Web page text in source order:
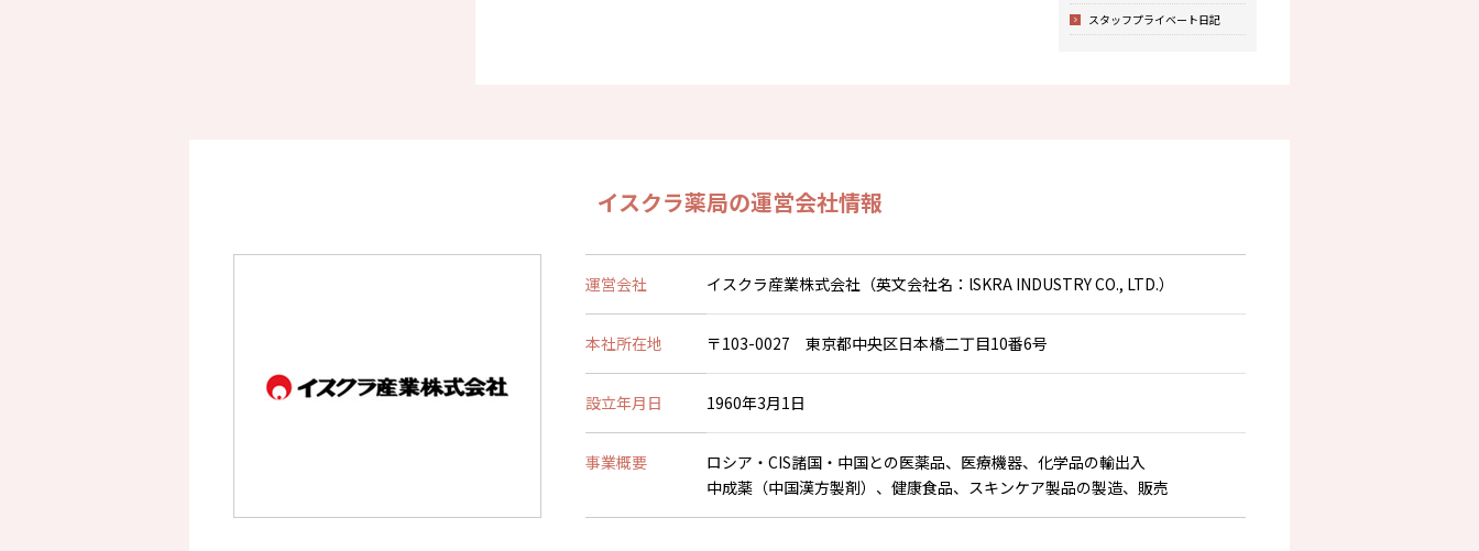
スタッフプライベート日記
イスクラ薬局の運営会社情報
運営会社 イスクラ産業株式会社（英文会社名：lSKRA INDUSTRY CO., LTD.）
本社所在地 〒103-0027 東京都中央区日本橋二丁目10番6号
設立年月日 1960年3月1日
事業概要
ロシア・CIS諸国・中国との医薬品、医療機器、化学品の輸出入
中成薬（中国漢方製剤）、健康食品、スキンケア製品の製造、販売